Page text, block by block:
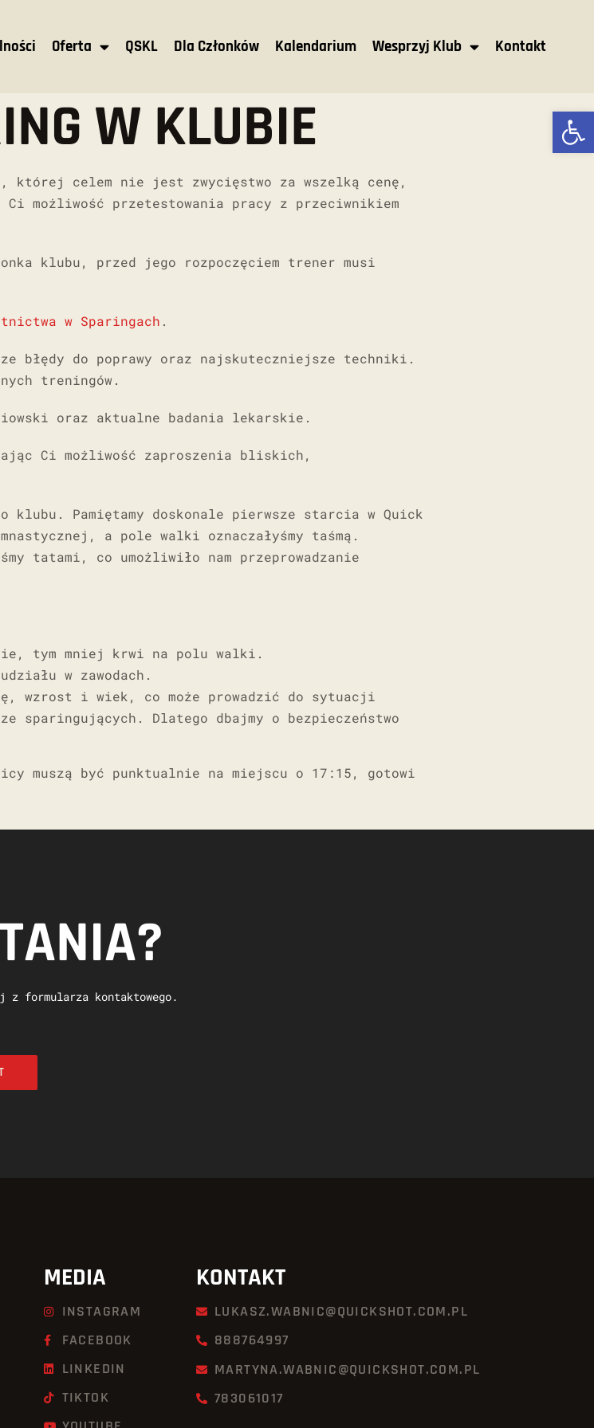
Oferta QSKL Dla Członków Kalendarium Wesprzyj Klub Kontakt
W KLUBIE
której celem nie jest zwycięstwo za wszelką cenę,
możliwość przetestowania pracy z przeciwnikiem
klubu, przed jego rozpoczęciem trener musi
w Sparingach .
błędy do poprawy oraz najskuteczniejsze techniki.
treningów.
oraz aktualne badania lekarskie.
Ci możliwość zaproszenia bliskich,
klubu. Pamiętamy doskonale pierwsze starcia w Quick
a pole walki oznaczałyśmy taśmą.
tatami, co umożliwiło nam przeprowadzanie
tym mniej krwi na polu walki.
w zawodach.
wzrost i wiek, co może prowadzić do sytuacji
sparingujących. Dlatego dbajmy o bezpieczeństwo
muszą być punktualnie na miejscu o 17:15, gotowi
formularza kontaktowego.
MEDIA
INSTAGRAM
FACEBOOK
LINKEDIN
TIKTOK
KONTAKT
LUKASZ.WABNIC@QUICKSHOT.COM.PL
888764997
MARTYNA.WABNIC@QUICKSHOT.COM.PL
783061017